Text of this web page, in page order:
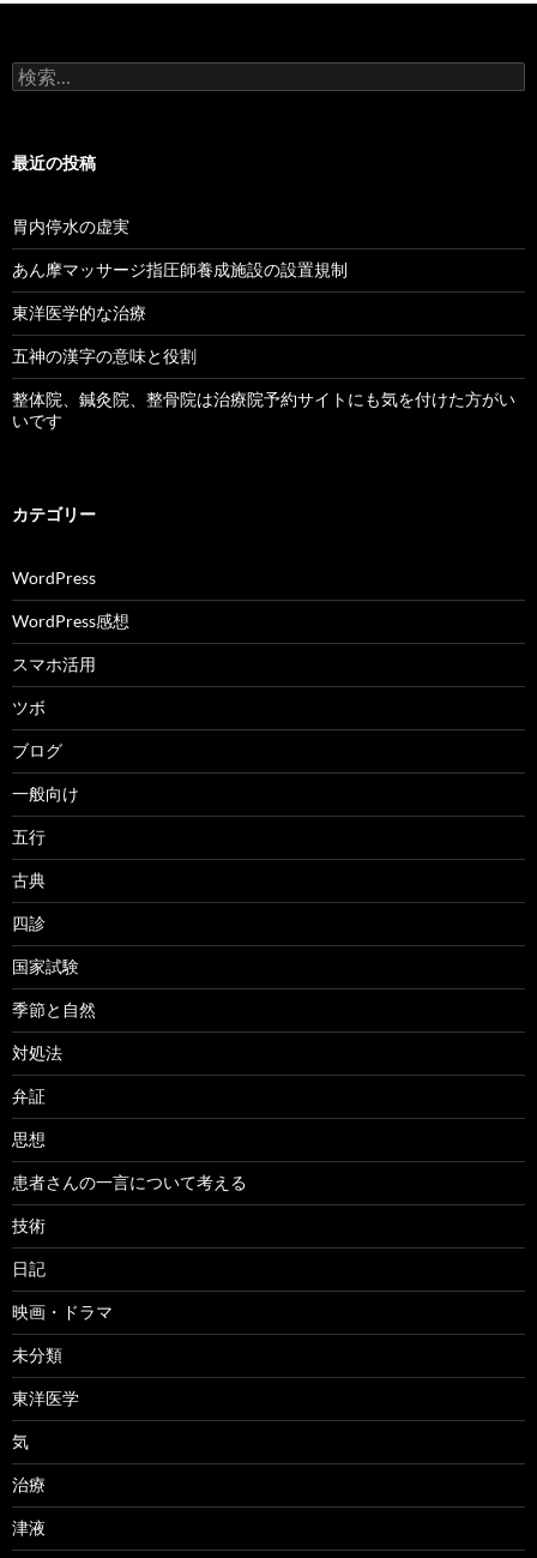
検
索:
最近の投稿
胃内停水の虚実
あん摩マッサージ指圧師養成施設の設置規制
東洋医学的な治療
五神の漢字の意味と役割
整体院、鍼灸院、整骨院は治療院予約サイトにも気を付けた方がい
いです
カテゴリー
WordPress
WordPress感想
スマホ活用
ツボ
ブログ
一般向け
五行
古典
四診
国家試験
季節と自然
対処法
弁証
思想
患者さんの一言について考える
技術
日記
映画・ドラマ
未分類
東洋医学
気
治療
津液